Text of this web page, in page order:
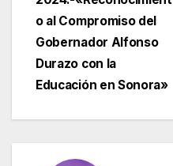
entradas
o al Compromiso del
Gobernador Alfonso
Durazo con la
Educación en Sonora»